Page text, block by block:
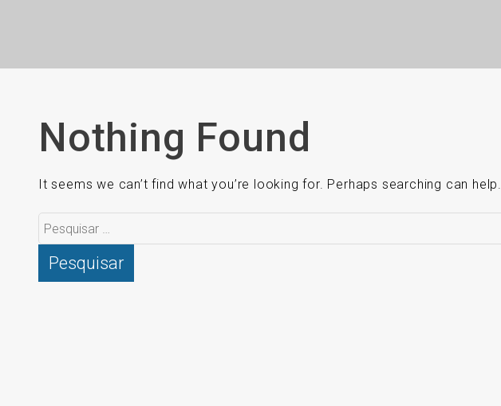
Nothing Found
It seems we can’t find what you’re looking for. Perhaps searching can help.
Pesquisar
por: